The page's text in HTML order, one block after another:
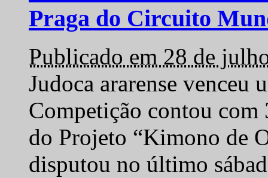
Praga do Circuito
Publicado em 28 de
Judoca ararense venceu
Competição contou com
do Projeto “Kimono de
disputou no último